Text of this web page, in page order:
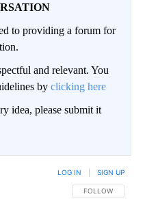
to providing a forum for
and relevant. You
by clicking here
idea, please submit it
FOLLOW THIS
FOLLOW
LOG IN SIGN UP